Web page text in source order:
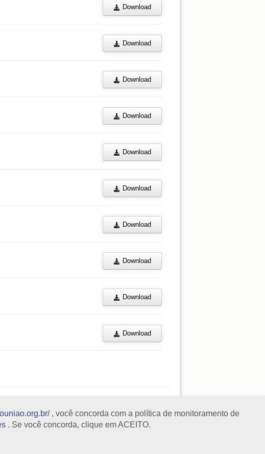
Download
Download
Download
Download
Download
Download
Download
Download
Download
Download
, você concorda com a política de monitoramento de
. Se você concorda, clique em ACEITO.